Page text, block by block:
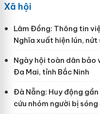
Xã hội
Lâm Đồng: Thông tin
Nghĩa xuất hiện lún,
Ngày hội toàn dân bảo
Đa Mai, tỉnh Bắc Ninh
Đà Nẵng: Huy động
cứu nhóm người bị